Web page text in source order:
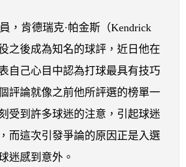
，肯德瑞克·帕金斯（Kendrick
之後成為知名的球評，近日他在
自己心目中認為打球最具有技巧
評論就像之前他所評選的榜單一
受到許多球迷的注意，引起球迷
而這次引發爭論的原因正是入選
迷感到意外。